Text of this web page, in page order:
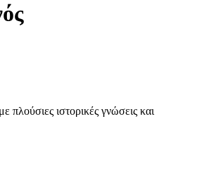
ιστορικές γνώσεις και